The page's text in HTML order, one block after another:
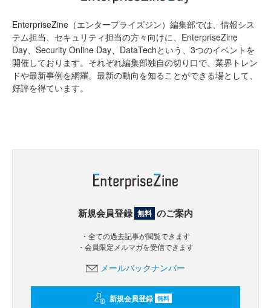
EnterpriseZine（エンタープライズジン）編集部では、情報シス
テム担当、セキュリティ担当の方々向けに、EnterpriseZine
Day、Security Online Day、DataTechという、3つのイベントを
開催しております。それぞれ編集部独自の切り口で、業界トレン
ドや最新事例を網羅。最新の動向を知ることができる場として、
好評を得ています。
新規会員登録 無料 のご案内
・全ての過去記事が閲覧できます
・会員限定メルマガを受信できます
メールバックナンバー
新規会員登録 無料